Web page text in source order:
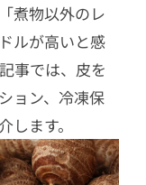
煮物以外のレ
ルが高いと感
事では、皮を
ョン、冷凍保
ます。